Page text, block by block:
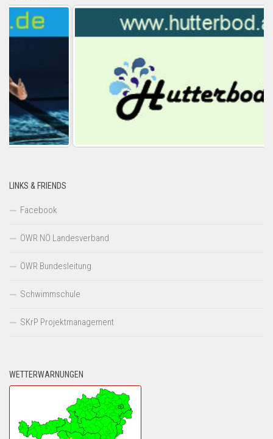
LINKS & FRIENDS
Facebook
ÖWR NÖ Landesverband
ÖWR Bundesleitung
Schwimmschule
SKrP Projektmanagement
WETTERWARNUNGEN